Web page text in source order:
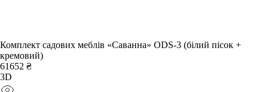
Комплект садових меблів «Саванна» ODS-3 (білий пісок +
кремовий)
61652 ₴
3D